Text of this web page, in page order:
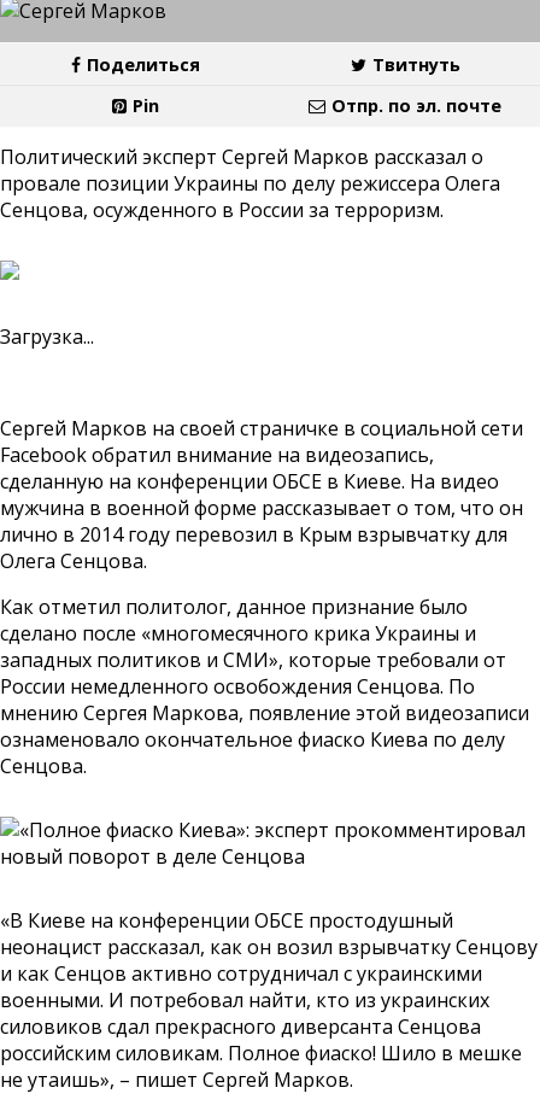
Поделиться
Твитнуть
Pin
Отпр. по эл. почте
Политический эксперт Сергей Марков рассказал о
провале позиции Украины по делу режиссера Олега
Сенцова, осужденного в России за терроризм.
Загрузка...
Сергей Марков на своей страничке в социальной сети
Facebook обратил внимание на видеозапись,
сделанную на конференции ОБСЕ в Киеве. На видео
мужчина в военной форме рассказывает о том, что он
лично в 2014 году перевозил в Крым взрывчатку для
Олега Сенцова.
Как отметил политолог, данное признание было
сделано после «многомесячного крика Украины и
западных политиков и СМИ», которые требовали от
России немедленного освобождения Сенцова. По
мнению Сергея Маркова, появление этой видеозаписи
ознаменовало окончательное фиаско Киева по делу
Сенцова.
«В Киеве на конференции ОБСЕ простодушный
неонацист рассказал, как он возил взрывчатку Сенцову
и как Сенцов активно сотрудничал с украинскими
военными. И потребовал найти, кто из украинских
силовиков сдал прекрасного диверсанта Сенцова
российским силовикам. Полное фиаско! Шило в мешке
не утаишь», – пишет Сергей Марков.